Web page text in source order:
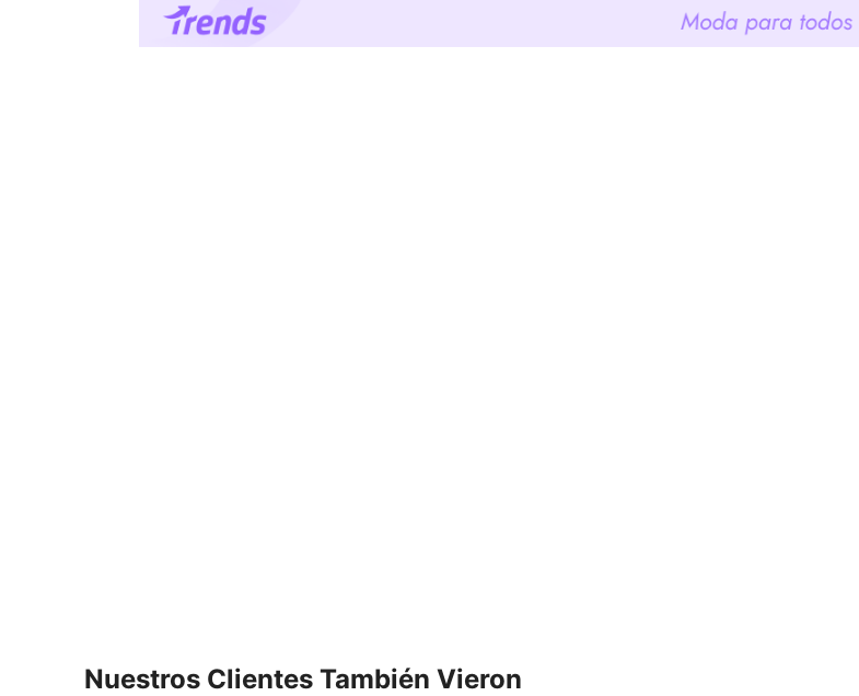
Nuestros Clientes También Vieron